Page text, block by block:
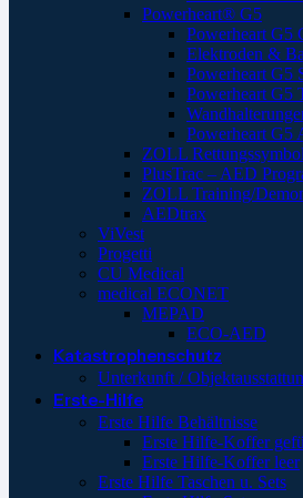
Powerheart® G5
Powerheart G5
Elektroden &
Powerheart G5
Powerheart G5
Powerheart G5
ZOLL
PlusTrac – AED
ZOLL Training/
AEDtrax
ViVest
Progetti
CU Medical
medical ECONET
MEPAD
ECO-AED
Katastrophenschutz
Unterkunft /
Erste-Hilfe
Erste Hilfe Behältnisse
Erste Hilfe-Koffer
Erste Hilfe-Koffer leer
Erste Hilfe Taschen u. Sets